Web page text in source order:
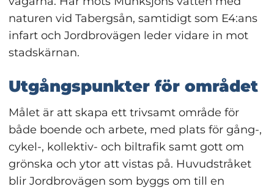
naturen vid Tabergsån, samtidigt som E4:ans
infart och Jordbrovägen leder vidare in mot
stadskärnan.
Utgångspunkter för området
Målet är att skapa ett trivsamt område för
både boende och arbete, med plats för gång-,
cykel-, kollektiv- och biltrafik samt gott om
grönska och ytor att vistas på. Huvudstråket
blir Jordbrovägen som byggs om till en